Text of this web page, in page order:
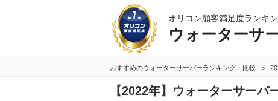
オリコン顧客満足度ランキ
ウォーターサ
おすすめのウォーターサーバーランキング・比較
【2022年】ウォーターサー